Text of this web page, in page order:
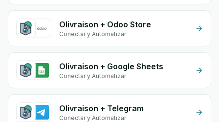
Olivraison + Odoo Store
Conectar y Automatizar
Olivraison + Google Sheets
Conectar y Automatizar
Olivraison + Telegram
Conectar y Automatizar